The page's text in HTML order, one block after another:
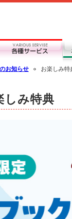
お知らせ
お楽しみ特
しみ特典